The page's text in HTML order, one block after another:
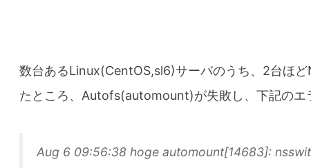
数台あるLinux(CentOS,sl6)サーバのうち、2台ほ
たところ、Autofs(automount)が失敗し、下記のエ
Aug 6 09:56:38 hoge automount[14683]: